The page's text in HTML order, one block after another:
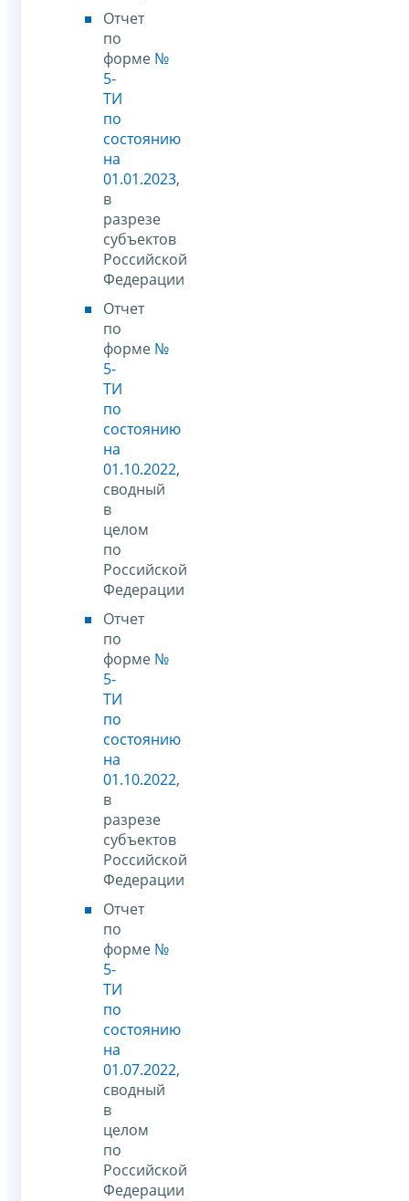
Отчет
по
форме №
5-
ТИ
по
состоянию
на
01.01.2023,
в
разрезе
субъектов
Российской
Федерации
Отчет
по
форме №
5-
ТИ
по
состоянию
на
01.10.2022,
сводный
в
целом
по
Российской
Федерации
Отчет
по
форме №
5-
ТИ
по
состоянию
на
01.10.2022,
в
разрезе
субъектов
Российской
Федерации
Отчет
по
форме №
5-
ТИ
по
состоянию
на
01.07.2022,
сводный
в
целом
по
Российской
Федерации